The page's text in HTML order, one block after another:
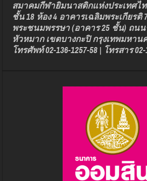
สมาคมกีฬายิมนาสติกแห่งประเทศไ
ชั้น 18 ห้อง 4 อาคารเฉลิมพระเกียรติ
พระชนมพรรษา (อาคาร 25 ชั้น) ถน
หัวหมาก เขตบางกะปิ กรุงเทพมหานค
โทรศัพท์ 02-136-1257-58 | โทรสาร 02-